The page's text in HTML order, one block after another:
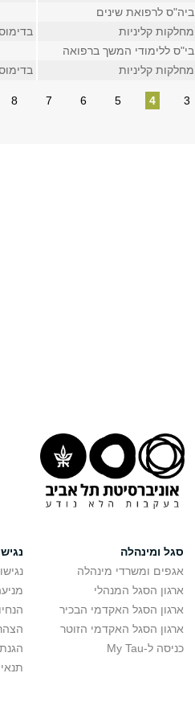
ביה"ס לרפואת שינים
מחלקות קליניות
בי"ס ללימודי המשך ברפואה
מחלקות קליניות
3
4
5
6
7
8
סגל ומינהלה
אגפים ומשרדי מינהלה
ארגון הסגל המנהלי
ארגון הסגל האקדמי הבכיר
ארגון הסגל האקדמי הזוטר
כניסה ל-My Tau